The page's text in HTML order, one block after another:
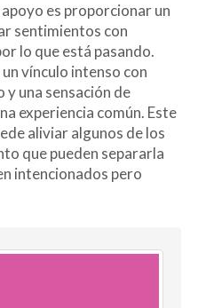
es proporcionar un
sentimientos con
lo que está pasando.
vínculo intenso con
una sensación de
experiencia común. Este
aliviar algunos de los
que pueden separarla
intencionados pero